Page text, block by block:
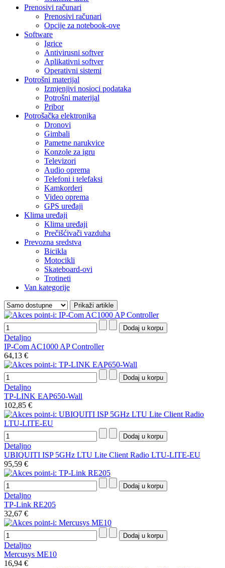
Prenosivi računari
Prenosivi računari
Opcije za notebook-ove
Software
Igrice
Antivirusni softver
Aplikativni softver
Operativni sistemi
Potrošni materijal
Izmjenjivi nosioci podataka
Potrošni materijal
Pribor
Potrošačka elektronika
Dronovi
Gimbali
Pametne narukvice
Konzole za igru
Televizori
Audio oprema
Telefoni i telefaksi
Kamkorderi
Video oprema
GPS uređaji
Klima uređaji
Klima uređaji
Prečišćivači vazduha
Prevozna sredstva
Bicikla
Motocikli
Skateboard-ovi
Trotineti
Van kategorije
Detaljno
IP-Com AC1000 AP Controller
64,13 €
Detaljno
TP-LINK EAP650-Wall
102,85 €
Detaljno
UBIQUITI ISP 5GHz LTU Lite Client Radio LTU-LITE-EU
95,59 €
Detaljno
TP-Link RE205
32,67 €
Detaljno
Mercusys ME10
16,94 €